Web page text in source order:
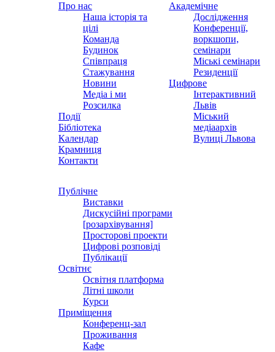
Про нас
Наша історія та
цілі
Команда
Будинок
Співпраця
Стажування
Новини
Медіа і ми
Розсилка
Події
Бібліотека
Календар
Крамниця
Контакти
Академічне
Дослідження
Конференції,
воркшопи,
семінари
Міські семінари
Резиденції
Цифрове
Інтерактивний
Львів
Міський
медіаархів
Вулиці Львова
Публічне
Виставки
Дискусійні програми
[розархівування]
Просторові проекти
Цифрові розповіді
Публікації
Освітнє
Освітня платформа
Літні школи
Курси
Приміщення
Конференц-зал
Проживання
Кафе